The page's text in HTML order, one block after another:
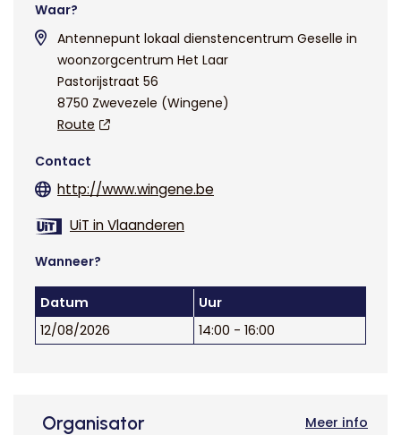
Waar?
Antennepunt lokaal dienstencentrum Geselle in
woonzorgcentrum Het Laar
Pastorijstraat 56
8750 Zwevezele (Wingene)
Route
Contact
http://www.wingene.be
UiT in Vlaanderen
Wanneer?
Datum
Uur
12/08/2026
14:00 - 16:00
Organisator Meer info